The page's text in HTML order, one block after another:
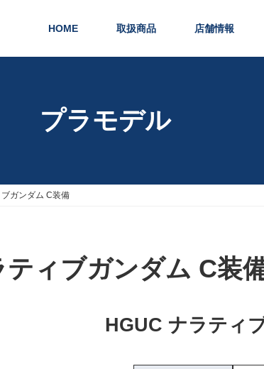
HOME 取扱商品 店舗情報
プラモデル
ガンダム C装備
ィブガンダム C装
HGUC ナラティ